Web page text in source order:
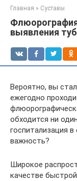
Главная » Суставы
выявления
Вероятно, вы
ежегодно
обходится ни
госпитализация
важность?
Широкое
качестве